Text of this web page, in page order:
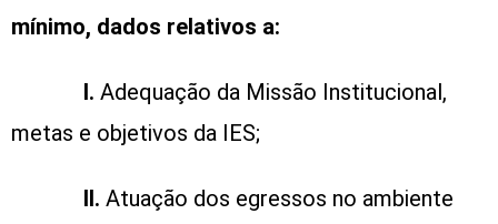
mínimo, dados relativos a:
I. Adequação da Missão Institucional,
metas e objetivos da IES;
II. Atuação dos egressos no ambiente